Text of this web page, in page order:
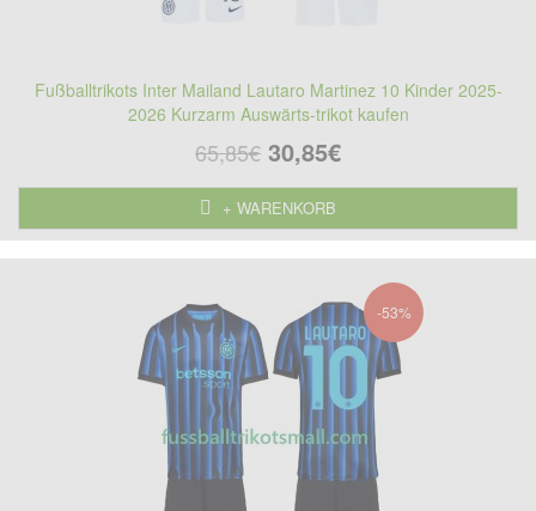
Fußballtrikots Inter Mailand Lautaro Martinez 10 Kinder 2025-
2026 Kurzarm Auswärts-trikot kaufen
65,85€ 30,85€
+ WARENKORB
-53%